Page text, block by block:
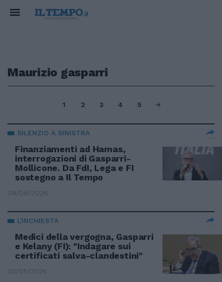
Maurizio gasparri
1 2 3 4 5
SILENZIO A SINISTRA
Finanziamenti ad Hamas,
interrogazioni di Gasparri-
Mollicone. Da FdI, Lega e FI
sostegno a Il Tempo
09/06/2026
L'INCHIESTA
Medici della vergogna, Gasparri
e Kelany (FI): "Indagare sui
certificati salva-clandestini"
30/05/2026